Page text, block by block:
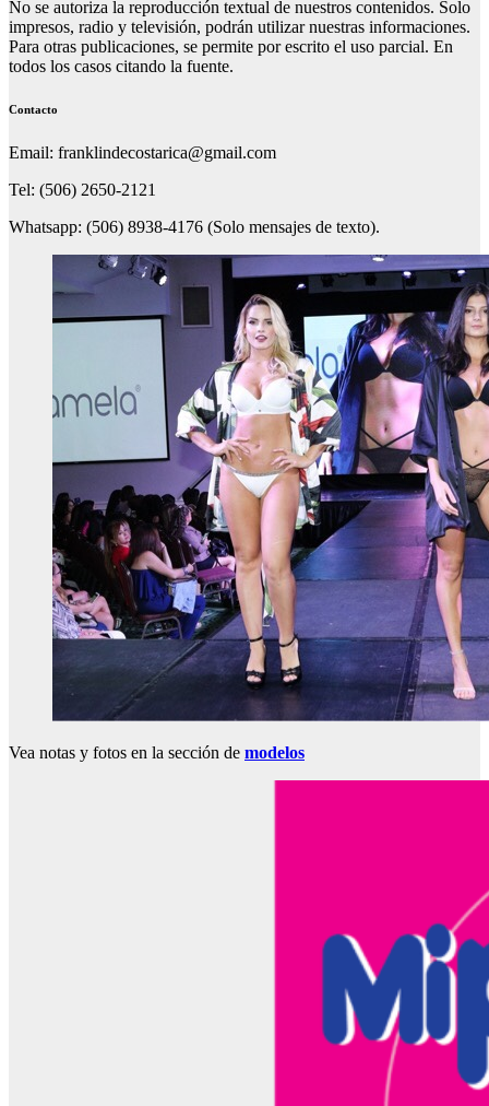
No se autoriza la reproducción textual de nuestros contenidos. Solo
impresos, radio y televisión, podrán utilizar nuestras informaciones.
Para otras publicaciones, se permite por escrito el uso parcial. En
todos los casos citando la fuente.
Contacto
Email: franklindecostarica@gmail.com
Tel: (506) 2650-2121
Whatsapp: (506) 8938-4176 (Solo mensajes de texto).
Vea notas y fotos en la sección de modelos